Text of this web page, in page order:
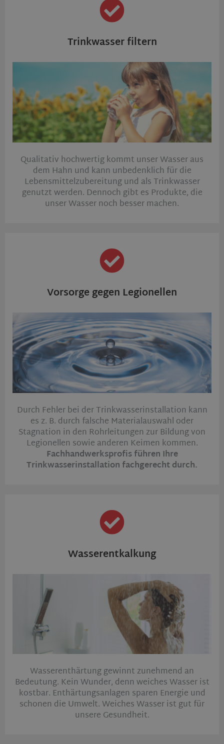
Trinkwasser filtern
Qualitativ hochwertig kommt unser Wasser aus
dem Hahn und kann unbedenklich für die
Lebensmittelzubereitung und als Trinkwasser
genutzt werden. Dennoch gibt es Produkte, die
unser Wasser noch besser machen.
Vorsorge gegen Legionellen
Durch Fehler bei der Trinkwasserinstallation kann
es z. B. durch falsche Materialauswahl oder
Stagnation in den Rohrleitungen zur Bildung von
Legionellen sowie anderen Keimen kommen.
Fachhandwerksprofis führen Ihre
Trinkwasserinstallation fachgerecht durch.
Wasserentkalkung
Wasserenthärtung gewinnt zunehmend an
Bedeutung. Kein Wunder, denn weiches Wasser ist
kostbar. Enthärtungsanlagen sparen Energie und
schonen die Umwelt. Weiches Wasser ist gut für
unsere Gesundheit.